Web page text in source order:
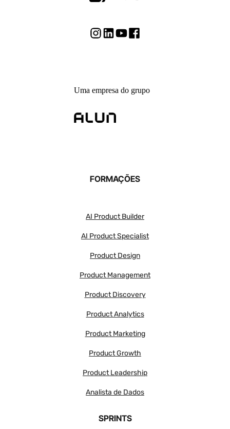
Uma empresa do grupo
FORMAÇÕES
AI Product Builder
AI Product Specialist
Product Design
Product Management
Product Discovery
Product Analytics
Product Marketing
Product Growth
Product Leadership
Analista de Dados
SPRINTS